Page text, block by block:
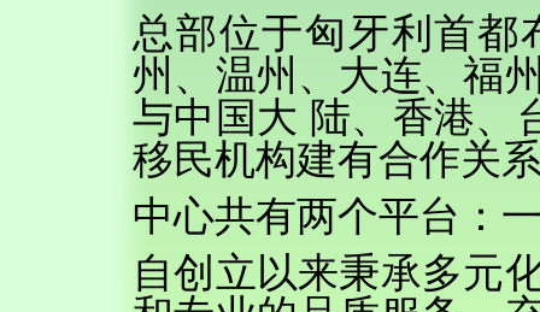
总部位于匈牙利首都
州、温州、大连、福
与中国大 陆、香港、
移民机构建有合作关
中心共有两个平台：
自创立以来秉承多元